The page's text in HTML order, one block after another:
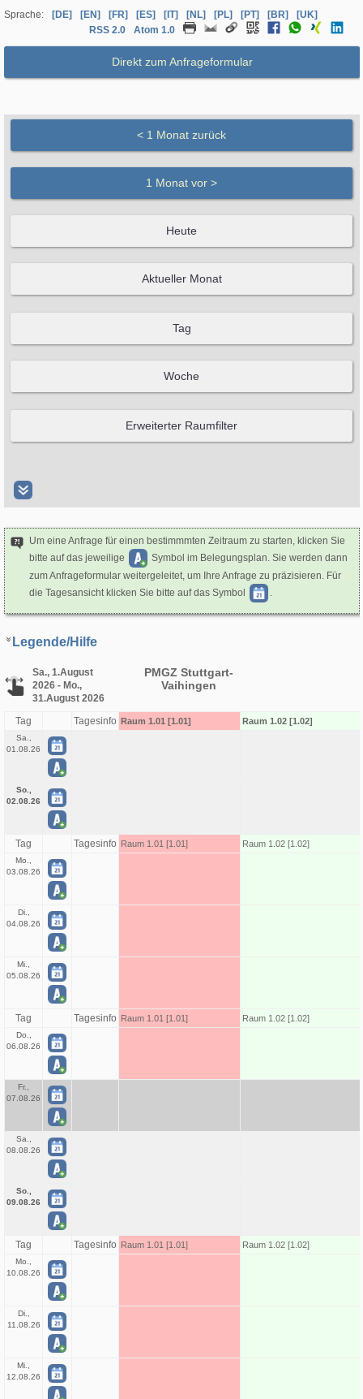
Sprache: [DE] [EN] [FR] [ES] [IT] [NL] [PL] [PT] [BR]
[UK]
RSS 2.0
Atom 1.0
Direkt zum Anfrageformular
Um eine Anfrage für einen bestimmmten Zeitraum zu starten, klicken Sie
bitte auf das jeweilige
Symbol im Belegungsplan. Sie werden dann
zum Anfrageformular weitergeleitet, um Ihre Anfrage zu präzisieren. Für
die Tagesansicht klicken Sie bitte auf das Symbol
Legende/Hilfe
Sa., 1.August
2026 - Mo.,
31.August 2026
PMGZ Stuttgart-
Vaihingen
Tag Tagesinfo Raum 1.01 [1.01] Raum 1.02 [1.02]
Sa.,
01.08.26
So.,
02.08.26
Tag Tagesinfo Raum 1.01 [1.01] Raum 1.02 [1.02]
Mo.,
03.08.26
Di.,
04.08.26
Mi.,
05.08.26
Tag Tagesinfo Raum 1.01 [1.01] Raum 1.02 [1.02]
Do.,
06.08.26
Fr.,
07.08.26
Sa.,
08.08.26
So.,
09.08.26
Tag Tagesinfo Raum 1.01 [1.01] Raum 1.02 [1.02]
Mo.,
10.08.26
Di.,
11.08.26
Mi.,
12.08.26